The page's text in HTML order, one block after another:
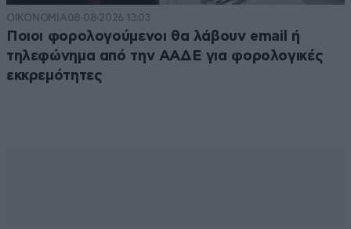
ΟΙΚΟΝΟΜΙΑ08·08·2026 13:03
Ποιοι φορολογούμενοι θα λάβουν email ή
τηλεφώνημα από την ΑΑΔΕ για φορολογικές
εκκρεμότητες